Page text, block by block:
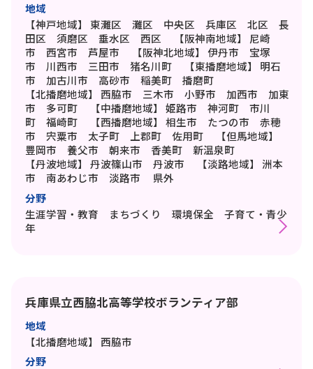
地域
【神戸地域】
東灘区 灘区 中央区 兵庫区 北区 長
田区 須磨区 垂水区 西区
【阪神南地域】
尼崎
市 西宮市 芦屋市
【阪神北地域】
伊丹市 宝塚
市 川西市 三田市 猪名川町
【東播磨地域】
明石
市 加古川市 高砂市 稲美町 播磨町
【北播磨地域】
西脇市 三木市 小野市 加西市 加東
市 多可町
【中播磨地域】
姫路市 神河町 市川
町 福崎町
【西播磨地域】
相生市 たつの市 赤穂
市 宍粟市 太子町 上郡町 佐用町
【但馬地域】
豊岡市 養父市 朝来市 香美町 新温泉町
【丹波地域】
丹波篠山市 丹波市 【淡路地域】
洲本
市 南あわじ市 淡路市
県外
分野
生涯学習・教育 まちづくり 環境保全 子育て・青少
年
兵庫県立西脇北高等学校ボランティア部
地域
【北播磨地域】
西脇市
分野